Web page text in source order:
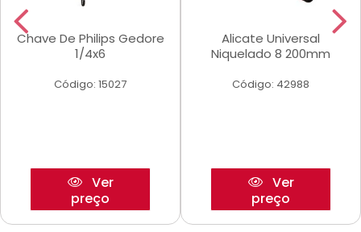
Chave De Philips Gedore
1/4x6
Código: 15027
Ver
preço
Alicate Universal
Niquelado 8 200mm
Código: 42988
Ver
preço